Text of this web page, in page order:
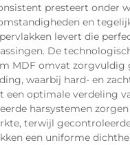
presteert onder
en
levert die
De
MDF omvat zorgvuldig
waarbij hard- en
een optimale verdeling
harsystemen
terwijl
een uniforme